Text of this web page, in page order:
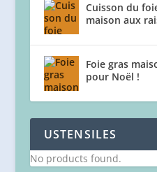
Cuisson du
maison aux
Foie gras
pour Noël !
USTENSILES
No products found.